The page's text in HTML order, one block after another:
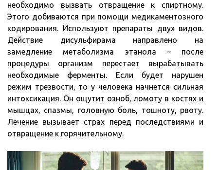
необходимо вызвать отвращение к спиртному.
Этого добиваются при помощи медикаментозного
кодирования. Используют препараты двух видов.
Действие дисульфирама направлено на
замедление метаболизма этанола – после
процедуры организм перестает вырабатывать
необходимые ферменты. Если будет нарушен
режим трезвости, то у человека начнется сильная
интоксикация. Он ощутит озноб, ломоту в костях и
мышцах, спазмы, головную боль, тошноту, рвоту.
Лечение вызывает страх перед последствиями и
отвращение к горячительному.